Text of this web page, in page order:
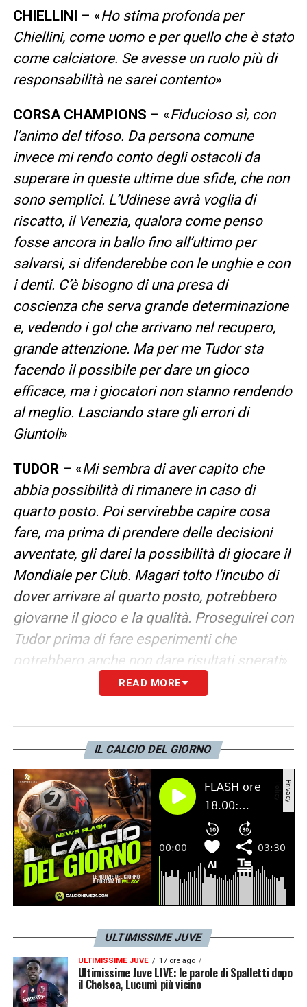
CHIELLINI – «Ho stima profonda per
Chiellini, come uomo e per quello che è stato
come calciatore. Se avesse un ruolo più di
responsabilità ne sarei contento»
CORSA CHAMPIONS – «Fiducioso sì, con
l’animo del tifoso. Da persona comune
invece mi rendo conto degli ostacoli da
superare in queste ultime due sfide, che non
sono semplici. L’Udinese avrà voglia di
riscatto, il Venezia, qualora come penso
fosse ancora in ballo fino all’ultimo per
salvarsi, si difenderebbe con le unghie e con
i denti. C’è bisogno di una presa di
coscienza che serva grande determinazione
e, vedendo i gol che arrivano nel recupero,
grande attenzione. Ma per me Tudor sta
facendo il possibile per dare un gioco
efficace, ma i giocatori non stanno rendendo
al meglio. Lasciando stare gli errori di
Giuntoli»
TUDOR– «Mi sembra di aver capito che
abbia possibilità di rimanere in caso di
quarto posto. Poi servirebbe capire cosa
fare, ma prima di prendere delle decisioni
avventate, gli darei la possibilità di giocare il
Mondiale per Club. Magari tolto l’incubo di
dover arrivare al quarto posto, potrebbero
giovarne il gioco e la qualità. Proseguirei con
Tudor prima di fare esperimenti che
potrebbero anche non dare risultati sperati»
Io ho visto Inter-Barcellona,
ma contro una squadra molto giovane, che
giocava bene nonostante l’età media. La
Juventus ha venduto tanti giovani
promettenti, faccio per esempio il nome di
Soulé, ma potrei farne altri e secondo me è
stato un errore. Pensare a giocatori che
costano troppo, come quelli che ha citato,
mi sembra improprio per il momento. Anche
perché c’è sempre da risolvere la questione
dello stipendio a Vlahovic. Far andare via lui
per prendere Osimhen non risolverebbe il
problema economico. Il senso
d’appartenenza poi si crea puntando su
READ MORE
IL CALCIO DEL GIORNO
ULTIMISSIME JUVE
ULTIMISSIME JUVE 17 ore ago
Ultimissime Juve LIVE: le parole di Spalletti dopo
il Chelsea, Lucumì più vicino